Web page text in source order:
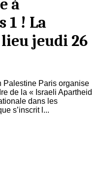
à
1 ! La
jeudi 26
Palestine Paris organise
de la « Israeli Apartheid
dans les
s’inscrit l...